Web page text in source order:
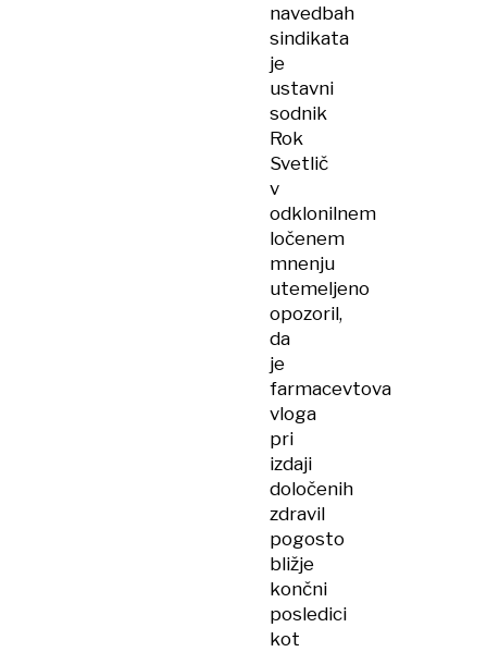
ostala
brez
tablet,
ponovi
navedbah
sindikata
je
ustavni
sodnik
Rok
Svetlič
v
odklonilnem
ločenem
mnenju
utemeljeno
opozoril,
da
je
farmacevtova
vloga
pri
izdaji
določenih
zdravil
pogosto
bližje
končni
posledici
kot